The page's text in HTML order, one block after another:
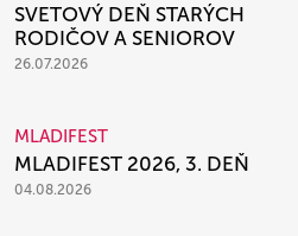
SVETOVÝ DEŇ STARÝCH
RODIČOV A SENIOROV
26.07.2026
MLADIFEST
MLADIFEST 2026, 3. DEŇ
04.08.2026